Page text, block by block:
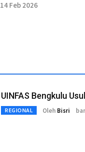
14 Feb 2026
UINFAS Bengkulu
REGIONAL Oleh Bisri